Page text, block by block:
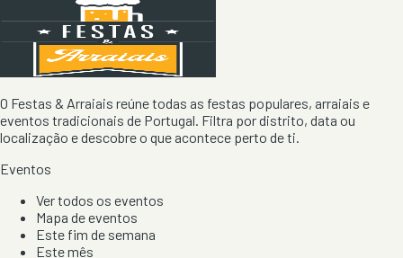
O Festas & Arraiais reúne todas as festas populares, arraiais e
eventos tradicionais de Portugal. Filtra por distrito, data ou
localização e descobre o que acontece perto de ti.
Eventos
Ver todos os eventos
Mapa de eventos
Este fim de semana
Este mês